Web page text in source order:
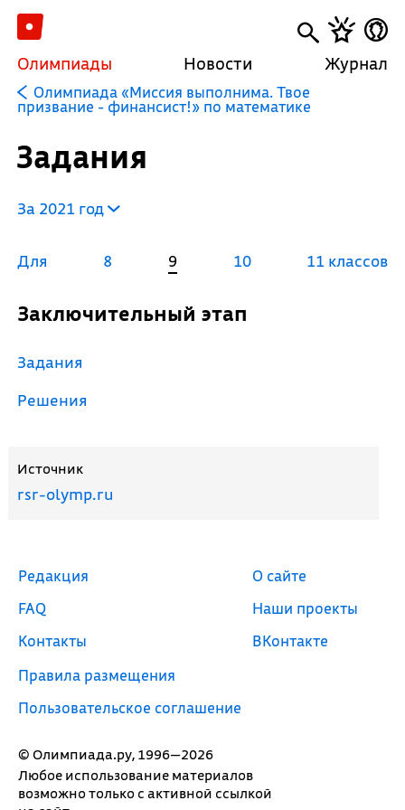
Олимпиады Новости Журнал
Олимпиада «Миссия выполнима. Твое
призвание - финансист!» по математике
Задания
За 2021 год
Для 8 9 10 11 классов
Заключительный этап
Задания
Решения
Источник
rsr-olymp.ru
© Олимпиада.ру, 1996—2026
Любое использование материалов
возможно только с активной ссылкой
Редакция
FAQ
Контакты
Правила размещения
Пользовательское соглашение
О сайте
Наши проекты
ВКонтакте